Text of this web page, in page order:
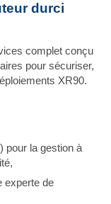
durci
complet conçu
pour sécuriser,
XR90.
pour la gestion à
experte de